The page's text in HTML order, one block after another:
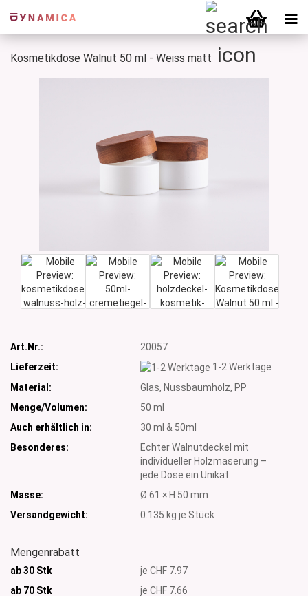
Kosmetikdose Walnut 50 ml - Weiss matt
Art.Nr.:
20057
Lieferzeit:
1-2 Werktage
Material:
Glas, Nussbaumholz, PP
Menge/Volumen:
50 ml
Auch erhältlich in:
30 ml & 50ml
Besonderes:
Echter Walnutdeckel mit
individueller Holzmaserung –
jede Dose ein Unikat.
Masse:
Ø 61 × H 50 mm
Versandgewicht:
0.135 kg je Stück
Mengenrabatt
ab 30 Stk
je CHF 7.97
ab 70 Stk
je CHF 7.66